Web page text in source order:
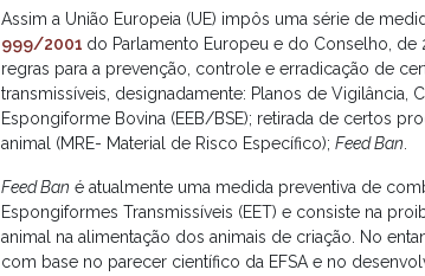
Assim a União Europeia (UE) impôs uma série de
999/2001 do Parlamento Europeu e do Conselho,
regras para a prevenção, controle e erradicação de
transmissíveis, designadamente: Planos de Vigilância,
Espongiforme Bovina (EEB/BSE); retirada de certos
animal (MRE- Material de Risco Específico); Feed Ban
Feed Ban é atualmente uma medida preventiva de
Espongiformes Transmissíveis (EET) e consiste na
animal na alimentação dos animais de criação. No
com base no parecer científico da EFSA e no